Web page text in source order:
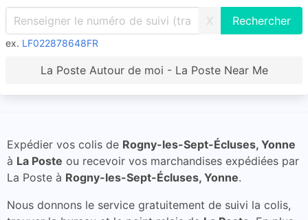
X
ex. LF022878648FR
La Poste Autour de moi - La Poste Near Me
Expédier vos colis de Rogny-les-Sept-Écluses, Yonne
à La Poste ou recevoir vos marchandises expédiées par
La Poste à Rogny-les-Sept-Écluses, Yonne.
Nous donnons le service gratuitement de suivi la colis,